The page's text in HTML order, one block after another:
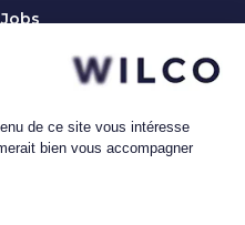
Jobs
Contact